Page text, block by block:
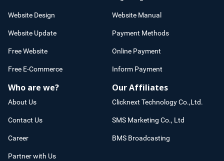
Website Design
Website Update
Free Website
Free E-Commerce
Website Manual
Payment Methods
Online Payment
Inform Payment
Who are we?
About Us
Contact Us
Career
Partner with Us
Our Affiliates
Clicknext Technology Co.,Ltd.
SMS Marketing Co., Ltd
BMS Broadcasting